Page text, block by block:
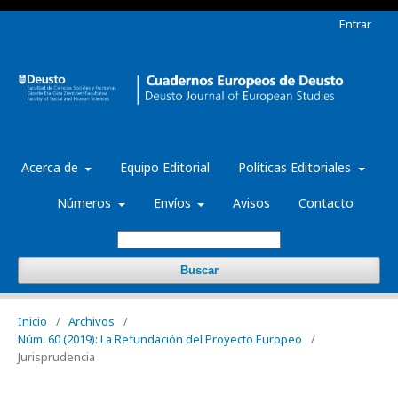
Acerca de Equipo Editorial Políticas Editoriales
Números Envíos Avisos Contacto
Buscar
Entrar
Inicio / Archivos
/
Núm. 60 (2019): La Refundación del Proyecto Europeo
/
Jurisprudencia